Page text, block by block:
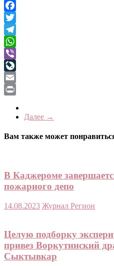
Odnoklassniki
Facebook
Twitter
Telegram
WhatsApp
Viber
LiveJournal
Email
Далее →
Вам также может
В Каджероме
пожарного депо
14.08.2023 Журнал Регион
Целую подборку
привез Воркутинский
Сыктывкар